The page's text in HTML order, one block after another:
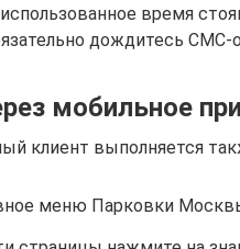
время
дождитесь СМС-
мобильное
клиент выполняется
меню Парковки